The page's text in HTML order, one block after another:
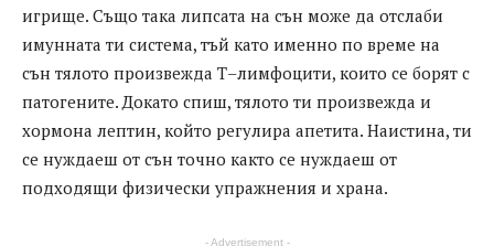
игрище. Също така липсата на сън може да отслаби
имунната ти система, тъй като именно по време на
сън тялото произвежда Т–лимфоцити, които се борят с
патогените. Докато спиш, тялото ти произвежда и
хормона лептин, който регулира апетита. Наистина, ти
се нуждаеш от сън точно както се нуждаеш от
подходящи физически упражнения и храна.
- Advertisement -